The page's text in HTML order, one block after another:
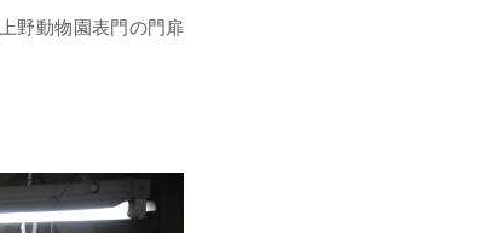
野動物園表門の門扉